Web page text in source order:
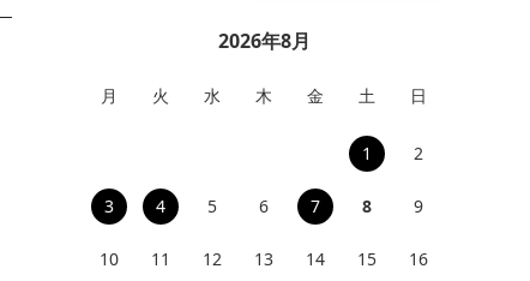
2026年8月
月 火 水 木 金 土 日
1 2
3 4 5 6 7 8 9
10 11 12 13 14 15 16